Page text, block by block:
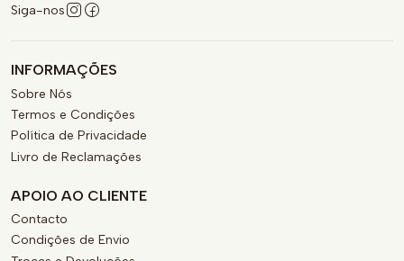
Siga-nos
INFORMAÇÕES
Sobre Nós
Termos e Condições
Política de Privacidade
Livro de Reclamações
APOIO AO CLIENTE
Contacto
Condições de Envio